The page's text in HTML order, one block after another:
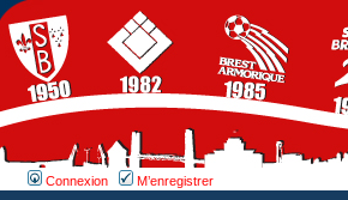
Connexion M’enregistrer